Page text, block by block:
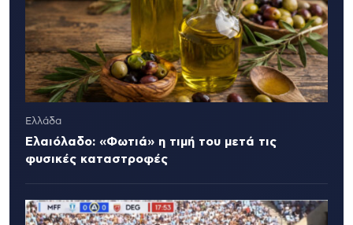
Ελλάδα
Ελαιόλαδο: «Φωτιά» η τιμή του μετά τις
φυσικές καταστροφές